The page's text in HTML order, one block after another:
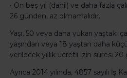
• On beş yıl (dahil) ve daha fazla
26 günden, az olmamalıdır.
Yaşı, 50 veya daha yukarı yaştaki
yaşından veya 18 yaştan daha
verilecek yıllık ücretli izin süresi
Ayrıca 2014 yılında, 4857 sayılı İş